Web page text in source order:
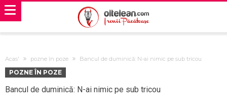
Acas' pozne în poze Bancul de duminică: N-ai nimic pe sub tricou
POZNE ÎN POZE
Bancul de duminică: N-ai nimic pe sub tricou